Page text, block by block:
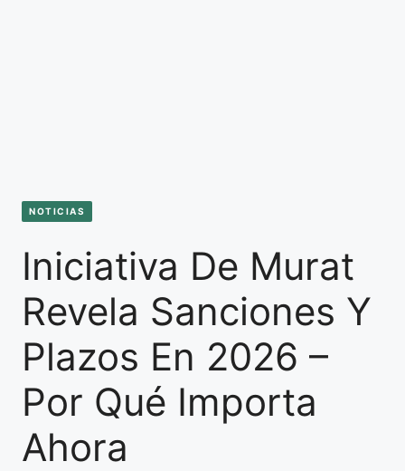
NOTICIAS
Iniciativa De Murat
Revela Sanciones Y
Plazos En 2026 –
Por Qué Importa
Ahora